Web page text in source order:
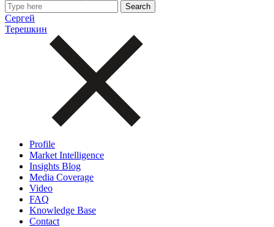
Сергей
Терешкин
Profile
Market Intelligence
Insights Blog
Media Coverage
Video
FAQ
Knowledge Base
Contact